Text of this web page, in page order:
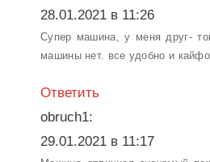
28.01.2021 в 11:26
Супер машина, у меня друг-
машины нет. все удобно и
Ответить
obruch1:
29.01.2021 в 11:17